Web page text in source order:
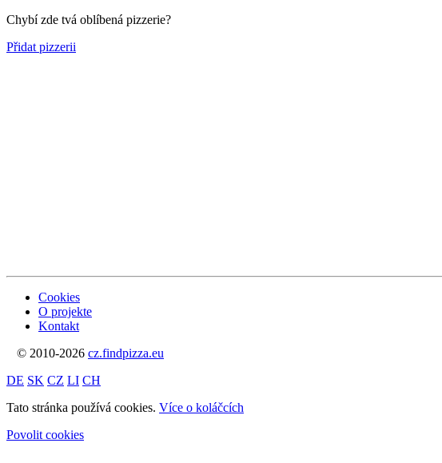
Chybí zde tvá oblíbená pizzerie?
Přidat pizzerii
Cookies
O projekte
Kontakt
© 2010-2026 cz.findpizza.eu
DE SK CZ LI CH
Tato stránka používá cookies. Více o koláčcích
Povolit cookies